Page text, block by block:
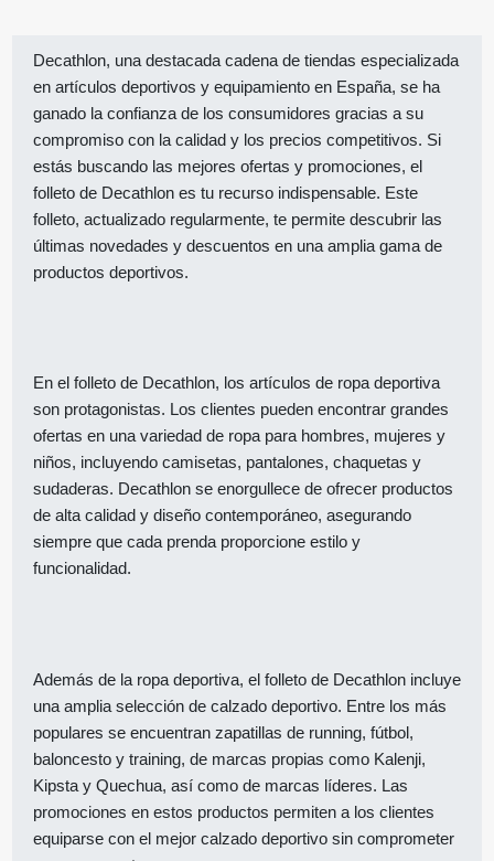
Decathlon, una destacada cadena de tiendas especializada
en artículos deportivos y equipamiento en España, se ha
ganado la confianza de los consumidores gracias a su
compromiso con la calidad y los precios competitivos. Si
estás buscando las mejores ofertas y promociones, el
folleto de Decathlon es tu recurso indispensable. Este
folleto, actualizado regularmente, te permite descubrir las
últimas novedades y descuentos en una amplia gama de
productos deportivos.
En el folleto de Decathlon, los artículos de ropa deportiva
son protagonistas. Los clientes pueden encontrar grandes
ofertas en una variedad de ropa para hombres, mujeres y
niños, incluyendo camisetas, pantalones, chaquetas y
sudaderas. Decathlon se enorgullece de ofrecer productos
de alta calidad y diseño contemporáneo, asegurando
siempre que cada prenda proporcione estilo y
funcionalidad.
Además de la ropa deportiva, el folleto de Decathlon incluye
una amplia selección de calzado deportivo. Entre los más
populares se encuentran zapatillas de running, fútbol,
baloncesto y training, de marcas propias como Kalenji,
Kipsta y Quechua, así como de marcas líderes. Las
promociones en estos productos permiten a los clientes
equiparse con el mejor calzado deportivo sin comprometer